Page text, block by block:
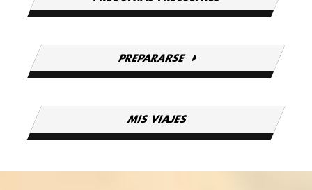
PREPARARSE
MIS VIAJES